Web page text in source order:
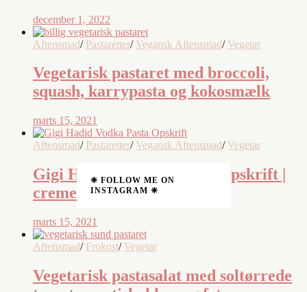
december 1, 2022
Aftensmad/ Pastaretter/ Vegansk Aftensmad/ Vegetar
Vegetarisk pastaret med broccoli,
squash, karrypasta og kokosmælk
marts 15, 2021
Aftensmad/ Pastaretter/ Vegansk Aftensmad/ Vegetar
Gigi Hadid’s Vodka Pasta Opskrift |
cremet vegetarisk pastaret
marts 15, 2021
Aftensmad/ Frokost/ Vegetar
Vegetarisk pastasalat med soltørrede
❈ FOLLOW ME ON
INSTAGRAM ❈